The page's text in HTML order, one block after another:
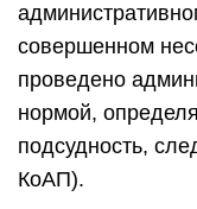
совершенном
проведено
нормой,
подсудность,
КоАП).